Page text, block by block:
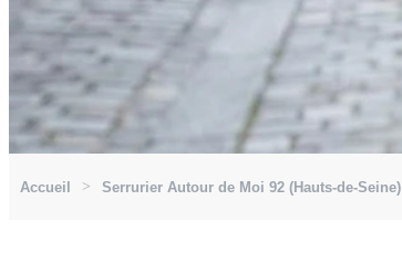
Accueil Serrurier Autour de Moi 92 (Hauts-de-Seine)